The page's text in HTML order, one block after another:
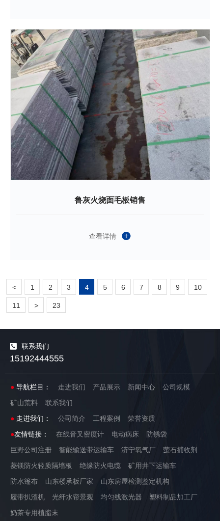
鲁灰火烧面毛板销售
查看详情
< 1 2 3 4 5 6 7 8 9 10
11 > 23
联系我们
15192444555
●导航栏目： 走进我们 产品展示 新闻中心
公司规模
矿山荒料
联系我们
●走进我们： 公司简介 工程案例
荣誉资质
●友情链接： 在线音叉密度计 电动病床
防锈袋
巨野公司注册
智能输送带运输车 济宁氧气厂
萤石捕收剂
菱镁防火轻质隔墙板
绝缘防火电缆
矿用井下运输车
防水篷布
山东楼承板厂家
山东房屋检测鉴定机构
履带扒渣机
光纤水帘景观 均匀线激光器
塑料制品加工厂
奶茶专用植脂末